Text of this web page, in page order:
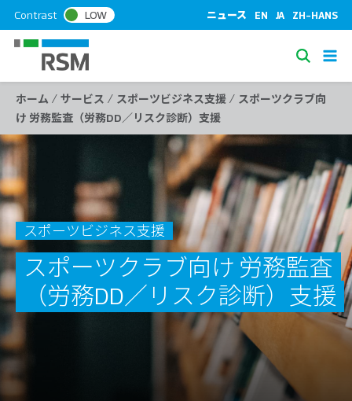
k
t
o
n
t
e
t
Contrast LOW ニュース EN JA ZH-HANS
S
e
a
h
ホーム / サービス / スポーツビジネス支援 / スポーツクラブ向
け 労務監査（労務DD／リスク診断）支援
スポーツビジネス支援
スポーツクラブ向け 労務監査
（労務DD／リスク診断）支援